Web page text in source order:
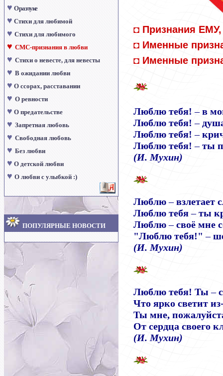
♥ О разлуке
♥ Стихи для любимой
♥ Стихи для любимого
♥ СМС-признания в любви
♥ Стихи о невесте, для невесты
♥ В ожидании любви
♥ О ссорах, расставании
♥ О ревности
♥ О предательстве
♥ Запретная любовь
♥ Свободная любовь
♥ Без любви
♥ О детской любви
♥ О любви с улыбкой :)
ПОПУЛЯРНЫЕ НОВОСТИ
◘ Признания
◘ Именные
◘ Именные
Люблю тебя!–в
Люблю тебя!–
Люблю тебя!–
Люблю тебя!–ты
(И. Мухин)
Люблю–взлетает
Люблю тебя–ты
Люблю–своё мне
"Люблю тебя!"–
(И. Мухин)
Люблю тебя! Ты–
Что ярко светит
Ты мне,
От сердца своего
(И. Мухин)